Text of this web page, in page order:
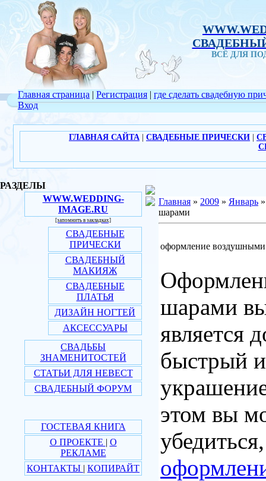
ВСЁ ДЛЯ
Главная страница | Регистрация |
Вход
где сделать свадебную
ГЛАВНАЯ САЙТА СВАДЕБНЫЕ ПРИЧЕСКИ
РАЗДЕЛЫ
WWW.WEDDING-
IMAGE.RU
[запомнить в закладках]
СВАДЕБНЫЕ
ПРИЧЕСКИ
СВАДЕБНЫЙ
МАКИЯЖ
СВАДЕБНЫЕ
ПЛАТЬЯ
ДИЗАЙН НОГТЕЙ
АКСЕССУАРЫ
СВАДЬБЫ
ЗНАМЕНИТОСТЕЙ
СТАТЬИ ДЛЯ НЕВЕСТ
СВАДЕБНЫЙ ФОРУМ
ГОСТЕВАЯ КНИГА
О ПРОЕКТЕ | О
РЕКЛАМЕ
КОНТАКТЫ | КОПИРАЙТ
Главная » 2009 » Январь »
шарами
оформление
шарами
является
быстрый
этом вы